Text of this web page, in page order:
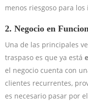
menos riesgoso para
2. Negocio en
Una de las principales
traspaso es que ya está
el negocio cuenta con
clientes recurrentes,
es necesario pasar por